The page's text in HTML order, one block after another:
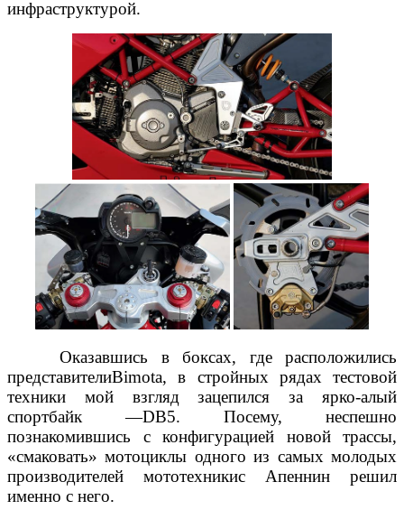
инфраструктурой.
Оказавшись в боксах, где расположились
представителиBimota, в стройных рядах тестовой
техники мой взгляд зацепился за ярко-алый
спортбайк —DB5. Посему, неспешно
познакомившись с конфигурацией новой трассы,
«смаковать» мотоциклы одного из самых молодых
производителей мототехникис Апеннин решил
именно с него.